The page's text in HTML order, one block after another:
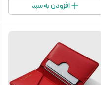
افزودن به سبد